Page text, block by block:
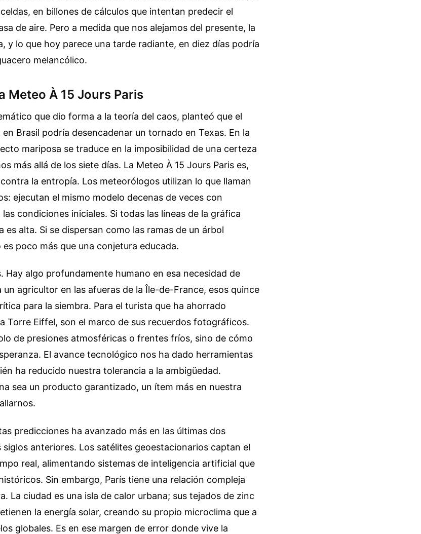
en billones de cálculos que intentan predecir el
de aire. Pero a medida que nos alejamos del presente, la
y lo que hoy parece una tarde radiante, en diez días podría
melancólico.
Meteo À 15 Jours Paris
que dio forma a la teoría del caos, planteó que el
Brasil podría desencadenar un tornado en Texas. En la
mariposa se traduce en la imposibilidad de una certeza
más allá de los siete días. La Meteo À 15 Jours Paris es,
la entropía. Los meteorólogos utilizan lo que llaman
ejecutan el mismo modelo decenas de veces con
condiciones iniciales. Si todas las líneas de la gráfica
es alta. Si se dispersan como las ramas de un árbol
poco más que una conjetura educada.
Hay algo profundamente humano en esa necesidad de
agricultor en las afueras de la Île-de-France, esos quince
para la siembra. Para el turista que ha ahorrado
Torre Eiffel, son el marco de sus recuerdos fotográficos.
de presiones atmosféricas o frentes fríos, sino de cómo
El avance tecnológico nos ha dado herramientas
ha reducido nuestra tolerancia a la ambigüedad.
sea un producto garantizado, un ítem más en nuestra
predicciones ha avanzado más en las últimas dos
siglos anteriores. Los satélites geoestacionarios captan el
real, alimentando sistemas de inteligencia artificial que
Sin embargo, París tiene una relación compleja
La ciudad es una isla de calor urbana; sus tejados de zinc
la energía solar, creando su propio microclima que a
globales. Es en ese margen de error donde vive la